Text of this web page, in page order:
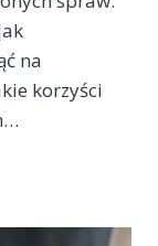
na
korzyści